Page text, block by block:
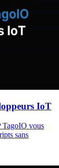
IoT
TagoIO vous
sans